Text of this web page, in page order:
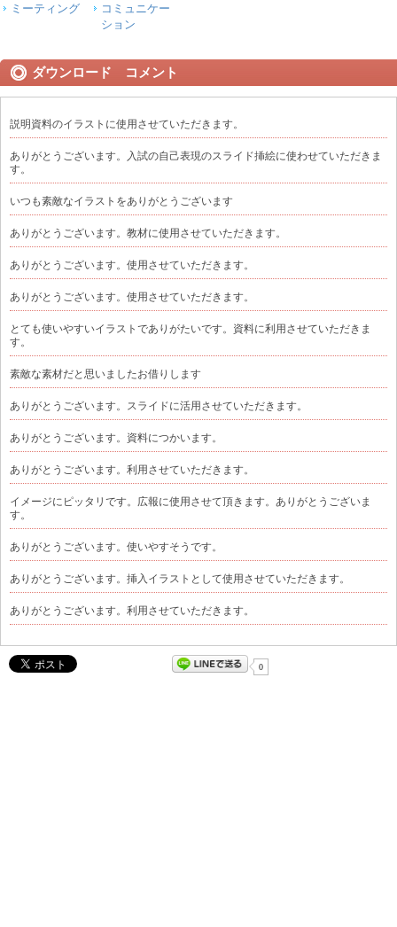
ミーティング
コミュニケー
ション
ダウンロード コメント
説明資料のイラストに使用させていただきます。
ありがとうございます。入試の自己表現のスライド挿絵に使わせていただきま
す。
いつも素敵なイラストをありがとうございます
ありがとうございます。教材に使用させていただきます。
ありがとうございます。使用させていただきます。
ありがとうございます。使用させていただきます。
とても使いやすいイラストでありがたいです。資料に利用させていただきま
す。
素敵な素材だと思いましたお借りします
ありがとうございます。スライドに活用させていただきます。
ありがとうございます。資料につかいます。
ありがとうございます。利用させていただきます。
イメージにピッタリです。広報に使用させて頂きます。ありがとうございま
す。
ありがとうございます。使いやすそうです。
ありがとうございます。挿入イラストとして使用させていただきます。
ありがとうございます。利用させていただきます。
0